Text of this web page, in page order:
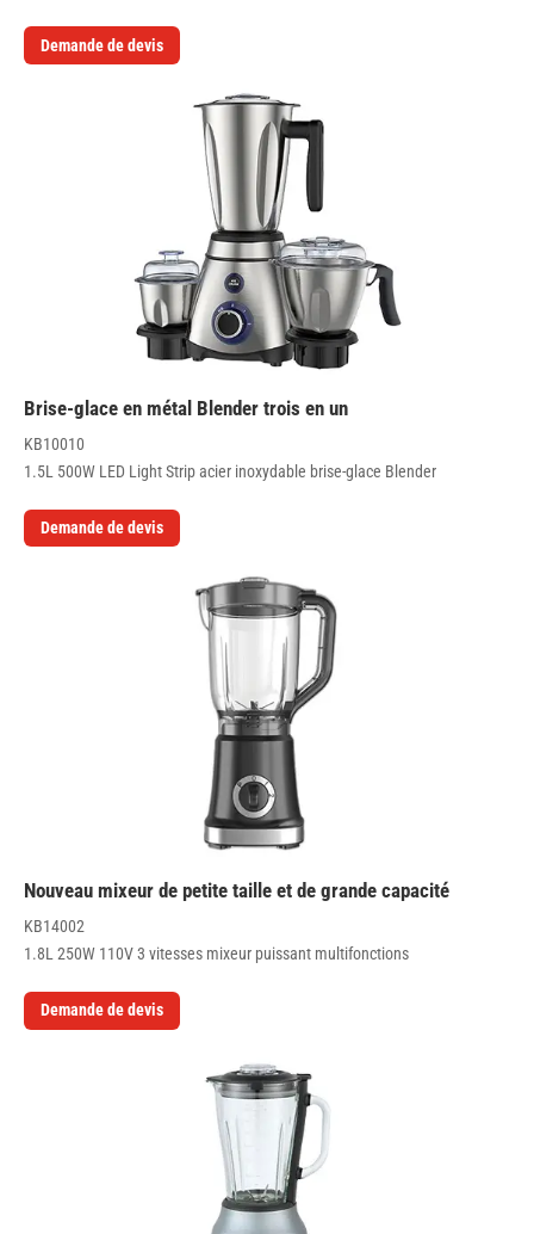
Demande de devis
Brise-glace en métal Blender trois en un
KB10010
1.5L 500W LED Light Strip acier inoxydable brise-glace Blender
Demande de devis
Nouveau mixeur de petite taille et de grande capacité
KB14002
1.8L 250W 110V 3 vitesses mixeur puissant multifonctions
Demande de devis